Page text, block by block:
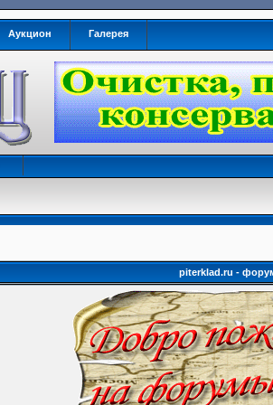
Аукцион Галерея
piterklad.ru -